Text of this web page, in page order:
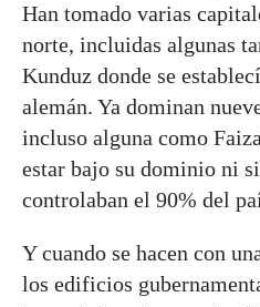
Han tomado varias
norte, incluidas algunas
Kunduz donde se
alemán. Ya dominan
incluso alguna como
estar bajo su dominio ni
controlaban el 90% del
Y cuando se hacen con
los edificios